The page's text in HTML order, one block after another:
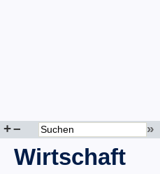
+– »
Wirtschaft